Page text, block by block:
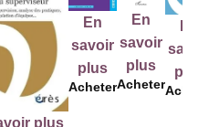
En
savoir
plus
Acheter
En
savoir
plus
Acheter
En
savoir
plus
Acheter
savoir
plus
Acheter